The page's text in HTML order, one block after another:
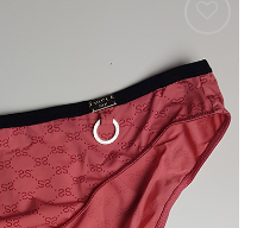
Aan
verlanglijst
toevoegen